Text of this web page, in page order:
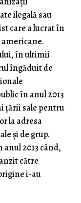
ilegală sau
care a lucrat în
în ultimii
îngăduit de
în anul 2013
țării sale pentru
la adresa
și de grup.
2013 când,
către
i-au